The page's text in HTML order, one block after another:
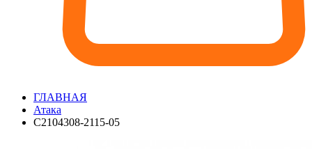
ГЛАВНАЯ
Атака
С2104308-2115-05